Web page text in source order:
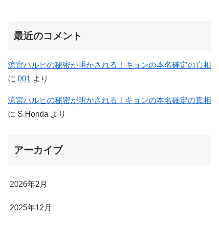
最近のコメント
涼宮ハルヒの秘密が明かされる！キョンの本名確定の真相
に 001 より
涼宮ハルヒの秘密が明かされる！キョンの本名確定の真相
に S.Honda より
アーカイブ
2026年2月
2025年12月